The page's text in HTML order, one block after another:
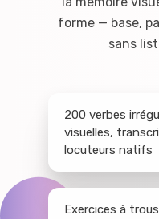
forme — base,
sans
200 verbes
visuelles,
locuteurs natifs
Exercices à